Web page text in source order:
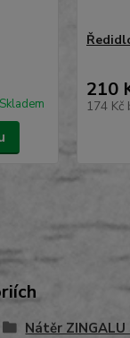
Skladem
210
174 Kč
Nátěr ZINGALU